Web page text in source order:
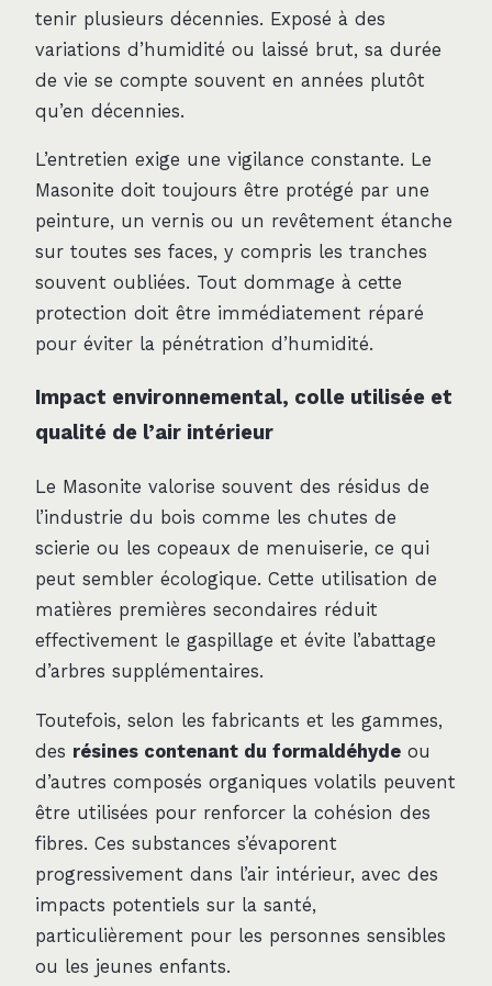
tenir plusieurs décennies. Exposé à des
variations d’humidité ou laissé brut, sa durée
de vie se compte souvent en années plutôt
qu’en décennies.
L’entretien exige une vigilance constante. Le
Masonite doit toujours être protégé par une
peinture, un vernis ou un revêtement étanche
sur toutes ses faces, y compris les tranches
souvent oubliées. Tout dommage à cette
protection doit être immédiatement réparé
pour éviter la pénétration d’humidité.
Impact environnemental, colle utilisée et
qualité de l’air intérieur
Le Masonite valorise souvent des résidus de
l’industrie du bois comme les chutes de
scierie ou les copeaux de menuiserie, ce qui
peut sembler écologique. Cette utilisation de
matières premières secondaires réduit
effectivement le gaspillage et évite l’abattage
d’arbres supplémentaires.
Toutefois, selon les fabricants et les gammes,
des résines contenant du formaldéhyde ou
d’autres composés organiques volatils peuvent
être utilisées pour renforcer la cohésion des
fibres. Ces substances s’évaporent
progressivement dans l’air intérieur, avec des
impacts potentiels sur la santé,
particulièrement pour les personnes sensibles
ou les jeunes enfants.